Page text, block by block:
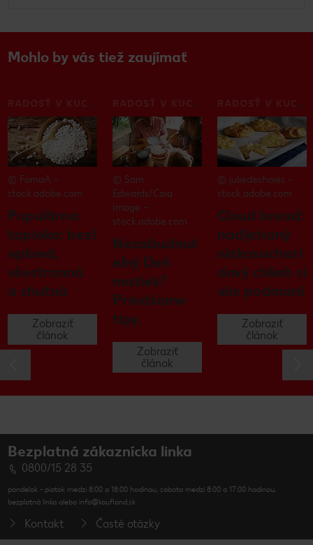
Mohlo by vás tiež zaujímať
RADOSŤ V KUCHYNI
© FomaA –
stock.adobe.com
Populárna
tapioka: bezl
epková,
všestranná
a chutná
Zobraziť
článok
RADOSŤ V KUCHYNI
© Sam
Edwards/Caia
Image –
stock.adobe.com
Nezabudnut
eľný Deň
matiek?
Prinášame
tipy.
Zobraziť
článok
RADOSŤ V KUCHYNI
© juliedeshaies -
stock.adobe.com
Cloud bread:
nadýchaný
nízkosachari
dový chlieb si
vás podmaní
Zobraziť
článok
Bezplatná zákaznícka linka
0800/15 28 35
pondelok - piatok medzi 8:00 a 18:00 hodinou, sobota medzi 8:00 a 17:00 hodinou,
bezplatná linka alebo info@kaufland.sk
Kontakt Časté otázky